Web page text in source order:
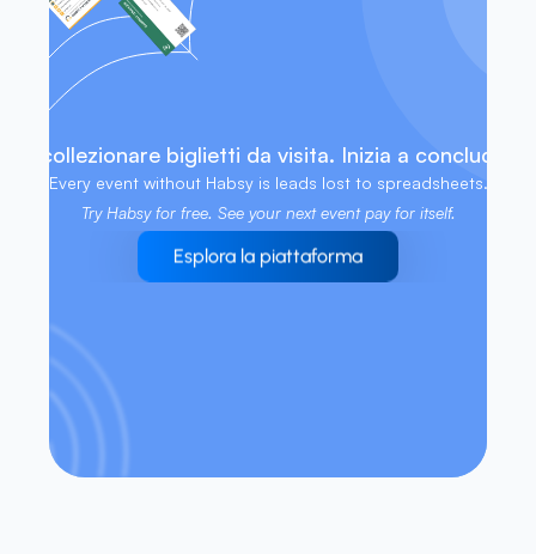
di collezionare biglietti da visita. Inizia a concludere
Try Habsy for free. See your next event pay for itself.
Esplora la piattaforma